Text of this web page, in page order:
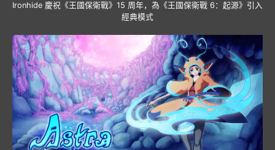
Ironhide 慶祝《王國保衛戰》15 周年，為《王國保衛戰 6：起源》引入
經典模式